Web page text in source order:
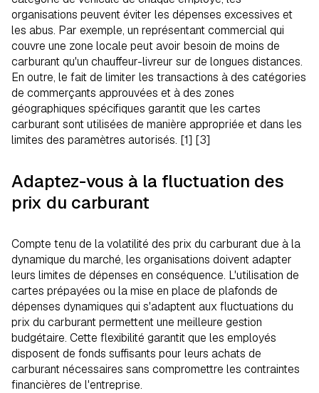
organisations peuvent éviter les dépenses excessives et
les abus. Par exemple, un représentant commercial qui
couvre une zone locale peut avoir besoin de moins de
carburant qu'un chauffeur-livreur sur de longues distances.
En outre, le fait de limiter les transactions à des catégories
de commerçants approuvées et à des zones
géographiques spécifiques garantit que les cartes
carburant sont utilisées de manière appropriée et dans les
limites des paramètres autorisés. [1] [3]
Adaptez-vous à la fluctuation des
prix du carburant
Compte tenu de la volatilité des prix du carburant due à la
dynamique du marché, les organisations doivent adapter
leurs limites de dépenses en conséquence. L'utilisation de
cartes prépayées ou la mise en place de plafonds de
dépenses dynamiques qui s'adaptent aux fluctuations du
prix du carburant permettent une meilleure gestion
budgétaire. Cette flexibilité garantit que les employés
disposent de fonds suffisants pour leurs achats de
carburant nécessaires sans compromettre les contraintes
financières de l'entreprise.